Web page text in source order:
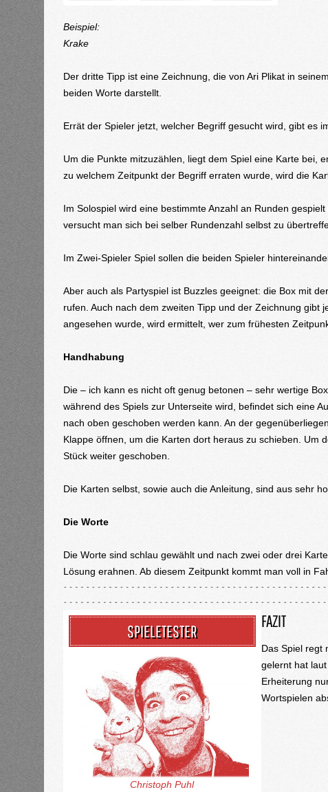
Beispiel:
Krake
Der dritte Tipp ist eine Zeichnung, die von Ari Plikat in
beiden Worte darstellt.
Errät der Spieler jetzt, welcher Begriff gesucht wird, gibt es
Um die Punkte mitzuzählen, liegt dem Spiel eine Karte bei,
zu welchem Zeitpunkt der Begriff erraten wurde, wird die
Im Solospiel wird eine bestimmte Anzahl an Runden
versucht man sich bei selber Rundenzahl selbst zu
Im Zwei-Spieler Spiel sollen die beiden Spieler
Aber auch als Partyspiel ist Buzzles geeignet: die Box mit
rufen. Auch nach dem zweiten Tipp und der Zeichnung gibt
angesehen wurde, wird ermittelt, wer zum frühesten
Handhabung
Die – ich kann es nicht oft genug betonen – sehr wertige
während des Spiels zur Unterseite wird, befindet sich eine
nach oben geschoben werden kann. An der
Klappe öffnen, um die Karten dort heraus zu schieben. Um
Stück weiter geschoben.
Die Karten selbst, sowie auch die Anleitung, sind aus sehr
Die Worte
Die Worte sind schlau gewählt und nach zwei oder drei
Lösung erahnen. Ab diesem Zeitpunkt kommt man voll in
SPIELETESTER
Christoph Puhl
FAZIT
Das Spiel regt
gelernt hat
Erheiterung
Wortspielen